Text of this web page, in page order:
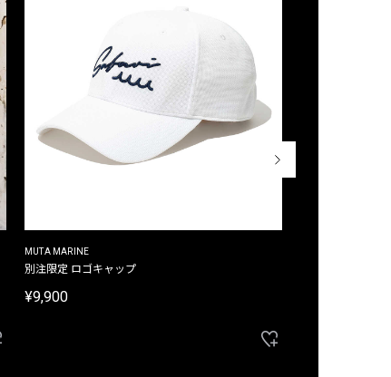
MUTA MARINE
別注限定 ロゴキャップ
¥9,900